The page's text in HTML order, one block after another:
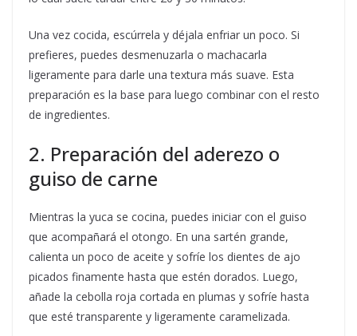
Una vez cocida, escúrrela y déjala enfriar un poco. Si
prefieres, puedes desmenuzarla o machacarla
ligeramente para darle una textura más suave. Esta
preparación es la base para luego combinar con el resto
de ingredientes.
2. Preparación del aderezo o
guiso de carne
Mientras la yuca se cocina, puedes iniciar con el guiso
que acompañará el otongo. En una sartén grande,
calienta un poco de aceite y sofríe los dientes de ajo
picados finamente hasta que estén dorados. Luego,
añade la cebolla roja cortada en plumas y sofríe hasta
que esté transparente y ligeramente caramelizada.